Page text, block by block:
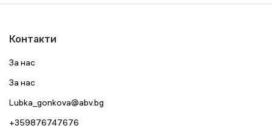
Контакти
За нас
За нас
Lubka_gonkova@abv.bg
+359876747676